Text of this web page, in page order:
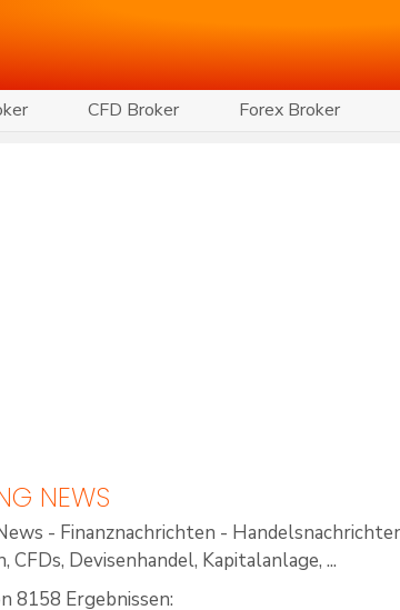
CFD Broker Forex Broker
NEWS
- Finanznachrichten -
CFDs, Devisenhandel, Kapitalanlage, ...
8158 Ergebnissen: